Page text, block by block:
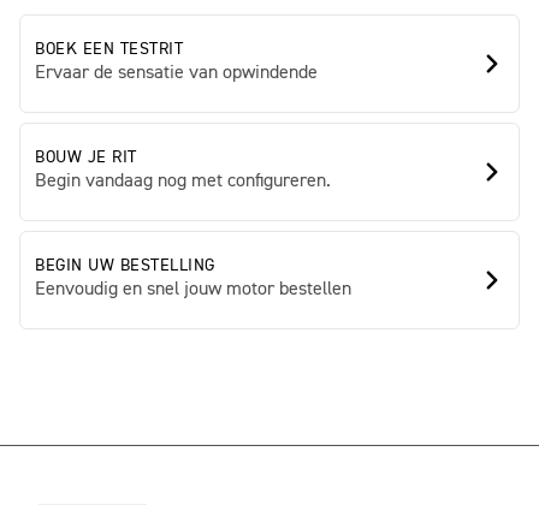
BOEK EEN TESTRIT
Ervaar de sensatie van opwindende
BOUW JE RIT
Begin vandaag nog met configureren.
BEGIN UW BESTELLING
Eenvoudig en snel jouw motor bestellen